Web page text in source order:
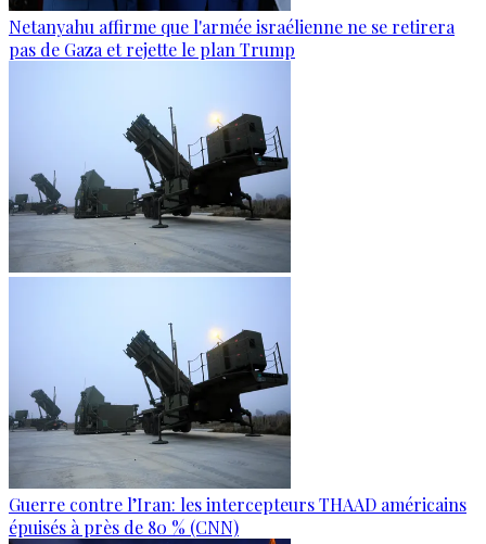
Netanyahu affirme que l'armée israélienne ne se retirera
pas de Gaza et rejette le plan Trump
Guerre contre l’Iran: les intercepteurs THAAD américains
épuisés à près de 80 % (CNN)